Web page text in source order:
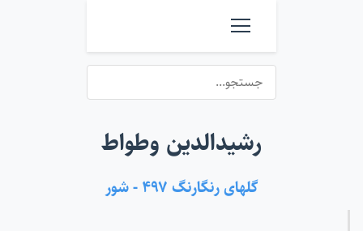
رشیدالدین وطواط
گلهای رنگارنگ ۴۹۷ - شور